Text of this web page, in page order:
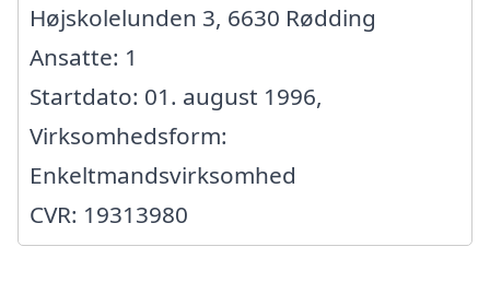
Højskolelunden 3, 6630 Rødding
Ansatte: 1
Startdato: 01. august 1996,
Virksomhedsform:
Enkeltmandsvirksomhed
CVR: 19313980